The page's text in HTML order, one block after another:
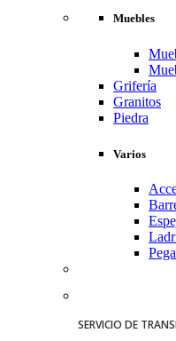
Muebles
Grifería
Granitos
Piedra
Varios
SERVICIO DE